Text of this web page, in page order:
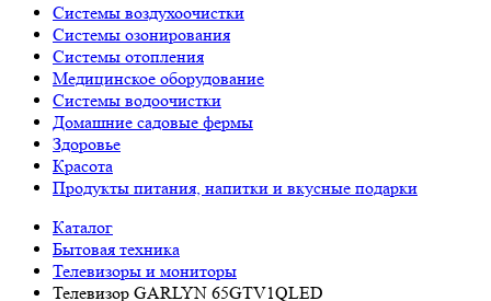
Системы воздухоочистки
Системы озонирования
Системы отопления
Медицинское оборудование
Системы водоочистки
Домашние садовые фермы
Здоровье
Красота
Продукты питания, напитки и вкусные подарки
Каталог
Бытовая техника
Телевизоры и мониторы
Телевизор GARLYN 65GTV1QLED